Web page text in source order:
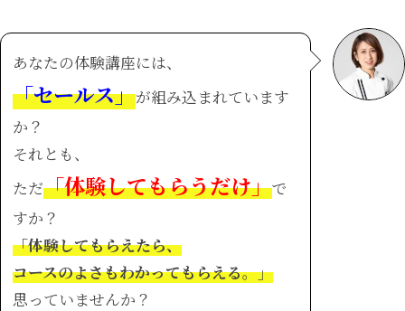
あなたの体験講座には、
「セールス」が組み込まれています
か？
それとも、
ただ「体験してもらうだけ」で
すか？
「体験してもらえたら、
コースのよさもわかってもらえる。」
思っていませんか？